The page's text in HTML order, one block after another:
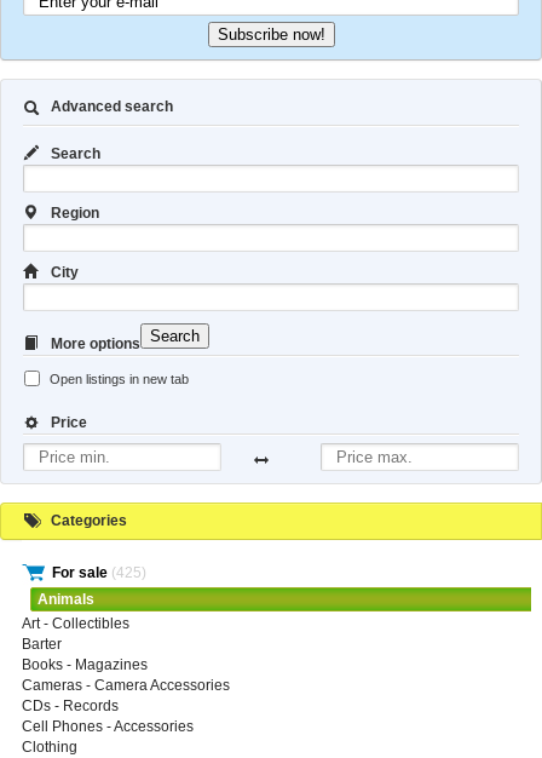
Subscribe now!
Advanced search
Search
Region
City
More options
Open listings in new tab
Price
Search
Categories
For sale (425)
Animals
Art - Collectibles
Barter
Books - Magazines
Cameras - Camera Accessories
CDs - Records
Cell Phones - Accessories
Clothing